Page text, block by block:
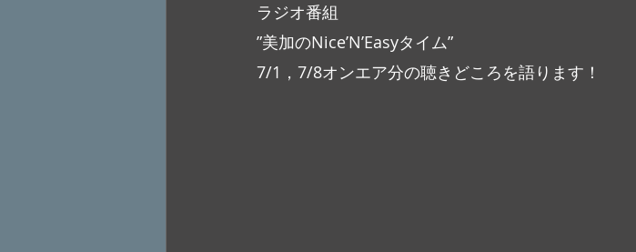
ラジオ番組
”美加のNice’N’Easyタイム”
7/1，7/8オンエア分の聴きどころを語ります！